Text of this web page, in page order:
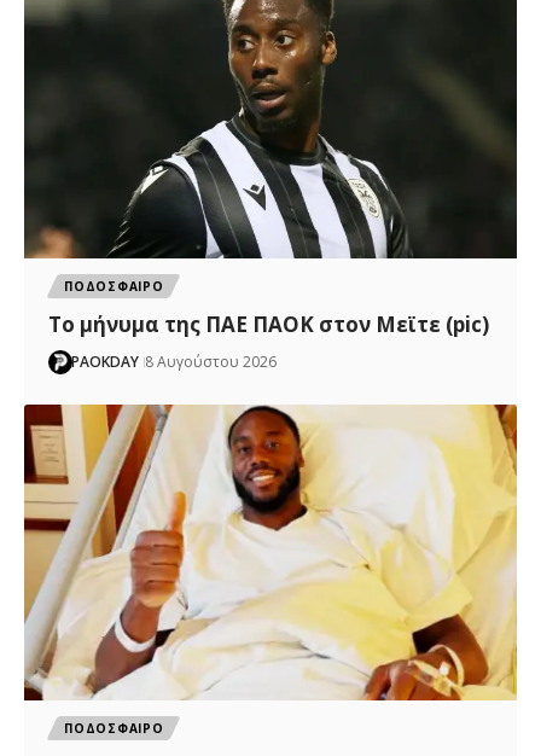
ΠΟΔΟΣΦΑΙΡΟ
Το μήνυμα της ΠΑΕ ΠΑΟΚ στον Μεϊτε (pic)
PAOKDAY 8 Αυγούστου 2026
ΠΟΔΟΣΦΑΙΡΟ